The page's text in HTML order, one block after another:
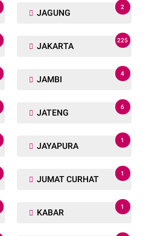
JAGUNG
2
JAKARTA
225
JAMBI
4
JATENG
6
JAYAPURA
1
JUMAT CURHAT
1
KABAR
1